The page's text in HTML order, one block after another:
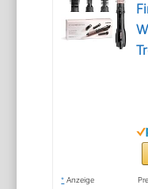
* Anzeige